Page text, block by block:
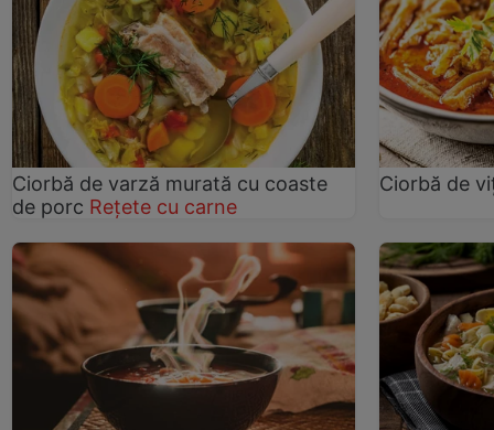
Ciorbă de varză murată cu coaste
de porc Rețete cu carne
Ciorbă de